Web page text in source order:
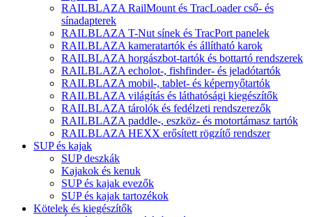
RAILBLAZA RailMount és TracLoader cső- és
sínadapterek
RAILBLAZA T-Nut sínek és TracPort panelek
RAILBLAZA kameratartók és állítható karok
RAILBLAZA horgászbot-tartók és bottartó rendszerek
RAILBLAZA echolot-, fishfinder- és jeladótartók
RAILBLAZA mobil-, tablet- és képernyőtartók
RAILBLAZA világítás és láthatósági kiegészítők
RAILBLAZA tárolók és fedélzeti rendszerezők
RAILBLAZA paddle-, eszköz- és motortámasz tartók
RAILBLAZA HEXX erősített rögzítő rendszer
SUP és kajak
SUP deszkák
Kajakok és kenuk
SUP és kajak evezők
SUP és kajak tartozékok
Kötelek és kiegészítők